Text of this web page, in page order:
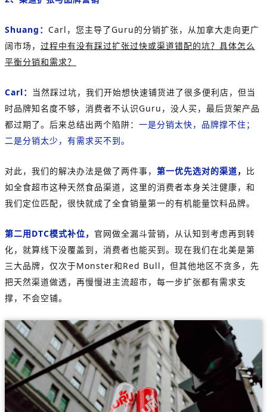
Shuang： Carl，您主导了Guru的分销扩张，从加拿大走向更广
阔市场， 过程中有没有踩过扩张过快或渠道错配的坑？具体怎么
平衡分销和需求？
Carl： 当然踩过坑，我们开始想快速铺货进了很多便利店，但当
时品牌知名度不够，消费者不认识Guru，没人买，最后货架产品
都过期了。后来总结出两个陷阱： 一是分销太快，品牌撑不住；
二是分销太少，有需求买不到。
对此，我们的解决办法是做了两件事， 第一优先选对的渠道， 比
如全食超市这种天然食品渠道，这里的消费者本身关注健康，和
我们定位匹配，很快就成了全食销量第一的有机能量饮料品牌。
第二用DTC模式补位， 官网做全漏斗营销，从认知到考虑再到转
化，就算线下没覆盖到，消费者也能买到。现在我们在北美是第
三大品牌，仅次于Monster和Red Bull，但其他地区不贪多，先
把天然渠道做透，再慢慢进主流超市，每一步扩张都有需求支
撑，不会空铺。